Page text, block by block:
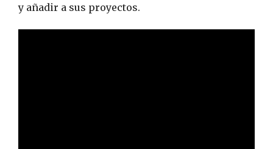
y añadir a sus proyectos.